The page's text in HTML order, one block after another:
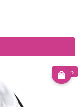
€ 8.00